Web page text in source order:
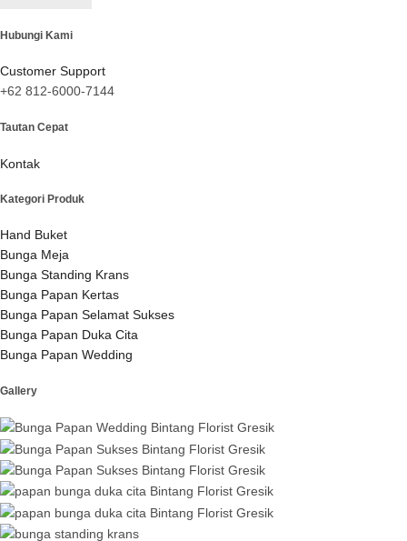
Hubungi Kami
Customer Support
+62 812-6000-7144
Tautan Cepat
Kontak
Kategori Produk
Hand Buket
Bunga Meja
Bunga Standing Krans
Bunga Papan Kertas
Bunga Papan Selamat Sukses
Bunga Papan Duka Cita
Bunga Papan Wedding
Gallery